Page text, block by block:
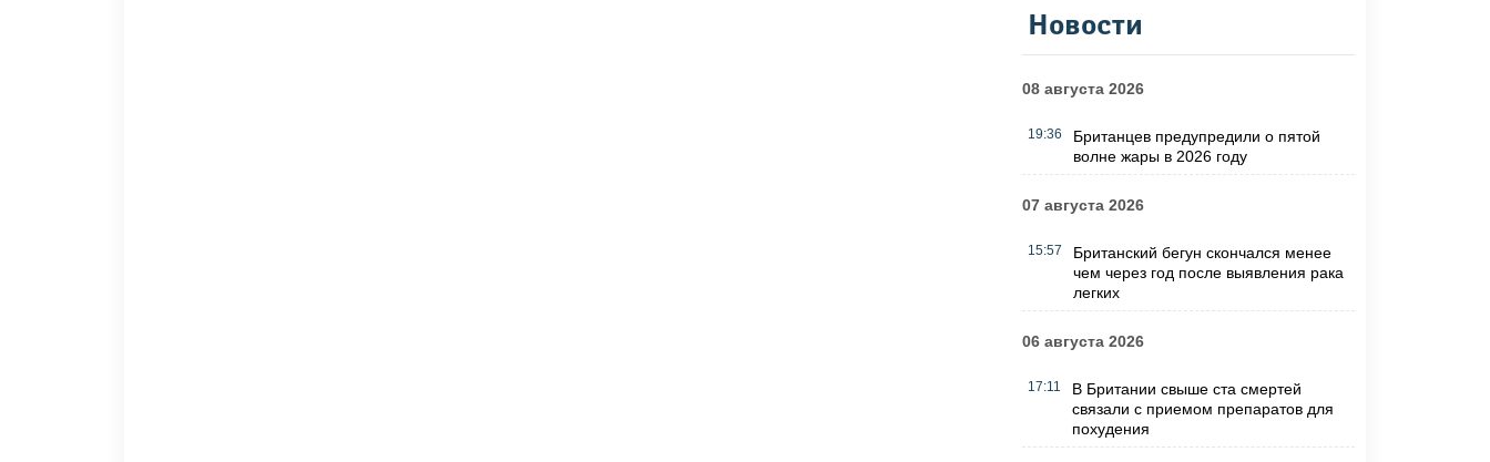
Новости
08 августа 2026
19:36
Британцев предупредили о пятой
волне жары в 2026 году
07 августа 2026
15:57
Британский бегун скончался менее
чем через год после выявления рака
легких
06 августа 2026
17:11
В Британии свыше ста смертей
связали с приемом препаратов для
похудения